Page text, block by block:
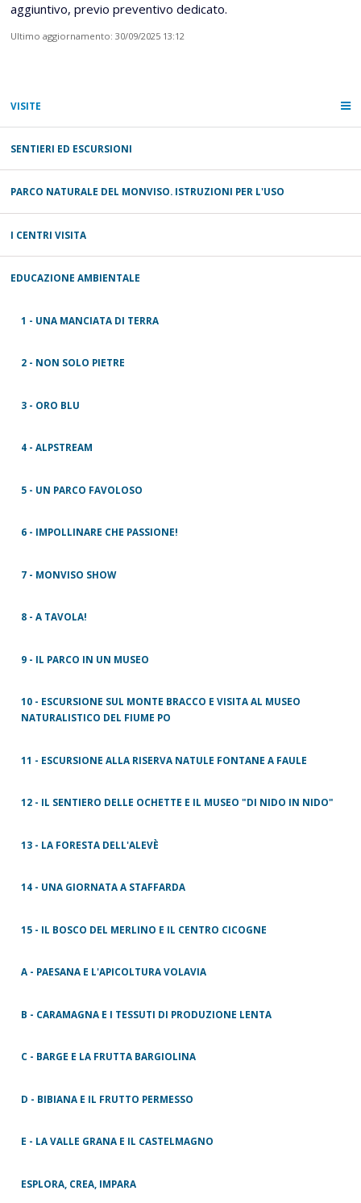
aggiuntivo, previo preventivo dedicato.
Ultimo aggiornamento: 30/09/2025 13:12
VISITE
SENTIERI ED ESCURSIONI
PARCO NATURALE DEL MONVISO. ISTRUZIONI PER L'USO
I CENTRI VISITA
EDUCAZIONE AMBIENTALE
1 - UNA MANCIATA DI TERRA
2 - NON SOLO PIETRE
3 - ORO BLU
4 - ALPSTREAM
5 - UN PARCO FAVOLOSO
6 - IMPOLLINARE CHE PASSIONE!
7 - MONVISO SHOW
8 - A TAVOLA!
9 - IL PARCO IN UN MUSEO
10 - ESCURSIONE SUL MONTE BRACCO E VISITA AL MUSEO
NATURALISTICO DEL FIUME PO
11 - ESCURSIONE ALLA RISERVA NATULE FONTANE A FAULE
12 - IL SENTIERO DELLE OCHETTE E IL MUSEO "DI NIDO IN NIDO"
13 - LA FORESTA DELL'ALEVÈ
14 - UNA GIORNATA A STAFFARDA
15 - IL BOSCO DEL MERLINO E IL CENTRO CICOGNE
A - PAESANA E L'APICOLTURA VOLAVIA
B - CARAMAGNA E I TESSUTI DI PRODUZIONE LENTA
C - BARGE E LA FRUTTA BARGIOLINA
D - BIBIANA E IL FRUTTO PERMESSO
E - LA VALLE GRANA E IL CASTELMAGNO
ESPLORA, CREA, IMPARA